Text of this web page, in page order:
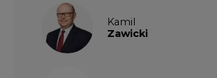
Kamil
Zawicki